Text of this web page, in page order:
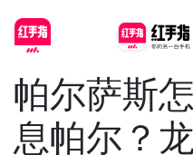
帕尔萨斯
息帕尔？